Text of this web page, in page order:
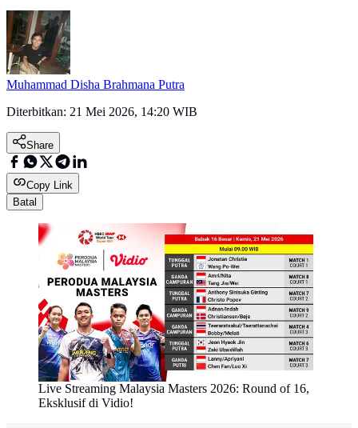
Muhammad Disha Brahmana Putra
Diterbitkan: 21 Mei 2026, 14:20 WIB
Share
Copy Link
Batal
Live Streaming Malaysia Masters 2026: Round of 16,
Eksklusif di Vidio!